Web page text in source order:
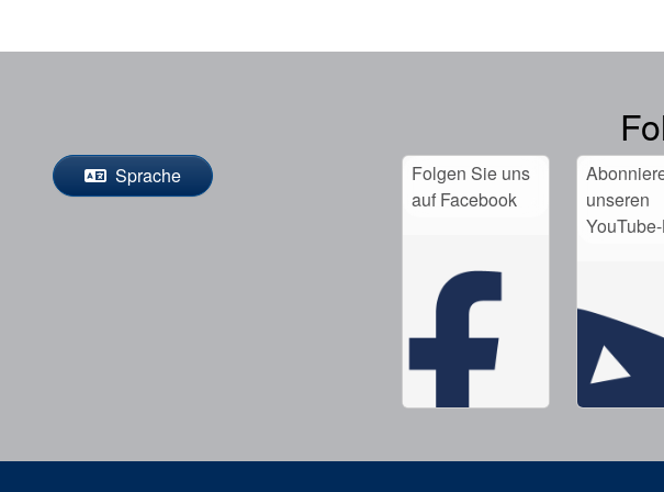
Sprache
Folgen Sie uns
auf Facebook
unseren